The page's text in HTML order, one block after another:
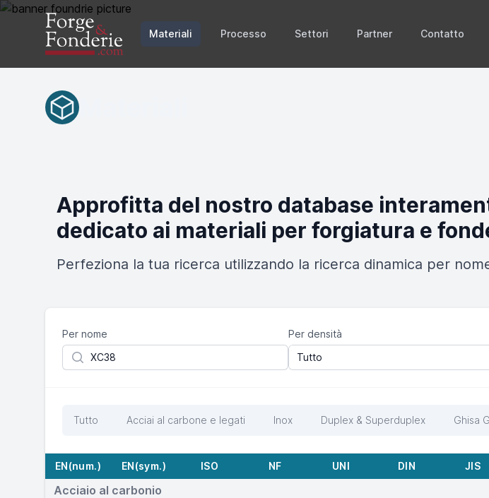
Materiali Processo Settori Partner Contatto
Approfitta del nostro database
dedicato ai materiali per forgiatura e
Perfeziona la tua ricerca utilizzando la ricerca dinamica per
Per nome Per densità
Tutto Acciai al carbone e legati Inox Duplex & Superduplex Ghisa
EN(num.) EN(sym.) ISO NF UNI DIN JIS
Acciaio al carbonio